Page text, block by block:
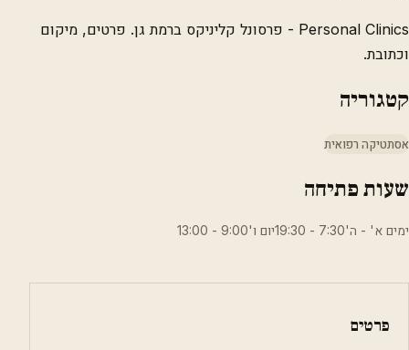
Personal Clinics - פרסונל קליניקס ברמת גן. פרטים, מיקום
וכתובת.
קטגוריה
אסתטיקה רפואית
שעות פתיחה
ימים א' - ה'7:30 - 19:30יום ו'9:00 - 13:00
פרטים